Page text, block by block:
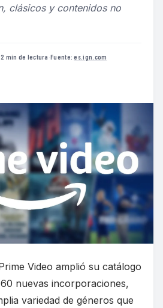
clásicos y contenidos no
2 min de lectura ·Fuente:es.ign.com
Video amplió su catálogo
nuevas incorporaciones,
variedad de géneros que